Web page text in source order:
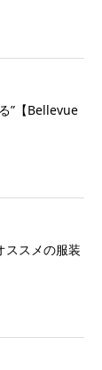
”【Bellevue
ススメの服装